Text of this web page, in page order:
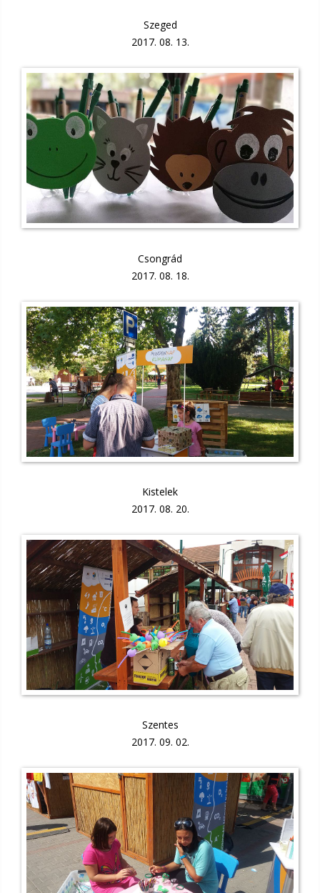
Szeged
2017. 08. 13.
Csongrád
2017. 08. 18.
Kistelek
2017. 08. 20.
Szentes
2017. 09. 02.